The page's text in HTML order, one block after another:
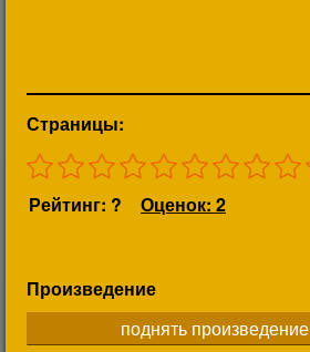
Страницы:
Рейтинг: ? Оценок: 2
Произведение
поднять произведение